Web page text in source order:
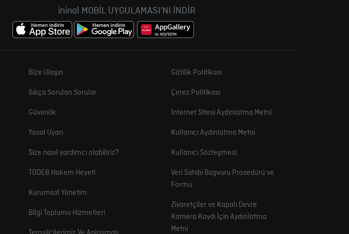
ininal MOBİL UYGULAMASI'NI İNDİR
Bize Ulaşın
Sıkça Sorulan Sorular
Güvenlik
Yasal Uyarı
Size nasıl yardımcı olabiliriz?
TÖDEB Hakem Heyeti
Kurumsal Yönetim
Bilgi Toplumu Hizmetleri
Gizlilik Politikası
Çerez Politikası
İnternet Sitesi Aydınlatma Metni
Kullanıcı Aydınlatma Metni
Kullanıcı Sözleşmesi
Veri Sahibi Başvuru Prosedürü ve
Formu
Ziyaretçiler ve Kapalı Devre
Kamera Kaydı İçin Aydınlatma
Metni